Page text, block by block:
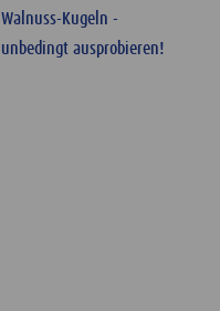
Walnuss-Kugeln -
unbedingt ausprobieren!